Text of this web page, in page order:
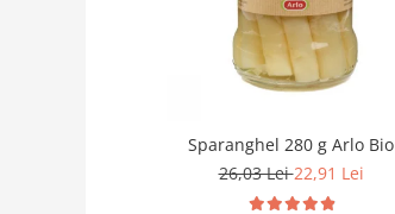
Sparanghel 280 g Arlo Bio
26,03 Lei22,91 Lei